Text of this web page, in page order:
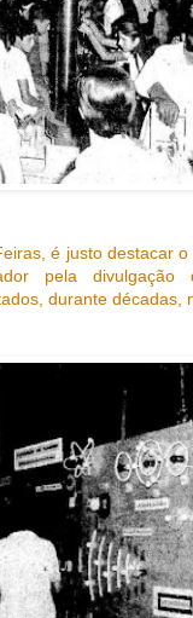
é justo destacar
pela
durante décadas,